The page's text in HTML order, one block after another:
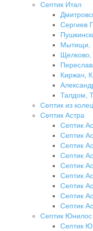
Септик Итал
Сергиев
Мытищи,
Щелково,
Киржач,
Талдом,
Септик из
Септик Астра
Септик
Септик
Септик
Септик
Септик
Септик
Септик
Септик
Септик
Септик Юнилос
Септик